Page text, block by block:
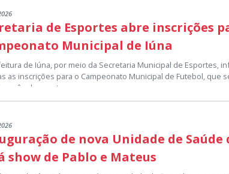
de Esportes abre inscrições
Municipal de Iúna
de Iúna, por meio da Secretaria Municipal de Esportes,
as inscrições para o Campeonato Municipal de Futebol, que
mês de agosto.
de inscrições terá início na próxima segunda-feira, 6 de
de segunda a sexta-feira, das 8h às 11h e das 13h às
e faça parte de mais uma grande competição que valoriza o
de nova Unidade de Saúde
show de Pablo e Mateus